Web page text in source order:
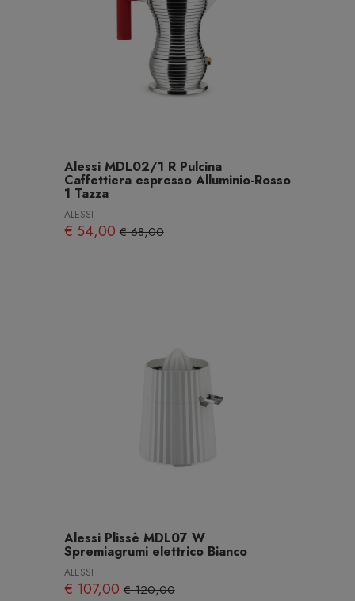
Alessi MDL02/1 R Pulcina
Caffettiera espresso Alluminio-Rosso
1 Tazza
ALESSI
€ 54,00€ 68,00
Alessi Plissè MDL07 W
Spremiagrumi elettrico Bianco
ALESSI
€ 107,00€ 120,00